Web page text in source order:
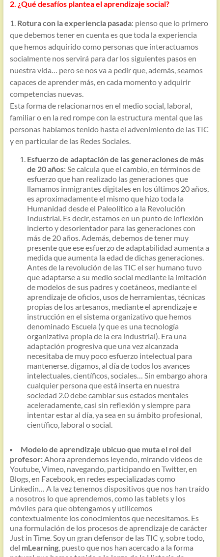
2. ¿Qué desafíos plantea el aprendizaje social?
1.Rotura con la experiencia pasada: pienso que lo primero
que debemos tener en cuenta es que toda la experiencia
que hemos adquirido como personas que interactuamos
socialmente nos servirá para dar los siguientes pasos en
nuestra vida… pero se nos va a pedir que, además, seamos
capaces de aprender más, en cada momento y adquirir
competencias nuevas.
Esta forma de relacionarnos en el medio social, laboral,
familiar o en la red rompe con la estructura mental que las
personas habíamos tenido hasta el advenimiento de las TIC
y en particular de las Redes Sociales.
Esfuerzo de adaptación de las generaciones de más
de 20 años: Se calcula que el cambio, en términos de
esfuerzo que han realizado las generaciones que
llamamos inmigrantes digitales en los últimos 20 años,
es aproximadamente el mismo que hizo toda la
Humanidad desde el Paleolítico a la Revolución
Industrial. Es decir, estamos en un punto de inflexión
incierto y desorientador para las generaciones con
más de 20 años. Además, debemos de tener muy
presente que ese esfuerzo de adaptabilidad aumenta a
medida que aumenta la edad de dichas generaciones.
Antes de la revolución de las TIC el ser humano tuvo
que adaptarse a su medio social mediante la imitación
de modelos de sus padres y coetáneos, mediante el
aprendizaje de oficios, usos de herramientas, técnicas
propias de los artesanos, mediante el aprendizaje e
instrucción en el sistema organizativo que hemos
denominado Escuela (y que es una tecnología
organizativa propia de la era industrial). Era una
adaptación progresiva que una vez alcanzada
necesitaba de muy poco esfuerzo intelectual para
mantenerse, digamos, al día de todos los avances
intelectuales, científicos, sociales… Sin embargo ahora
cualquier persona que está inserta en nuestra
sociedad 2.0 debe cambiar sus estados mentales
aceleradamente, casi sin reflexión y siempre para
intentar estar al día, ya sea en su ámbito profesional,
científico, laboral o social.
Modelo de aprendizaje ubicuo que muta el rol del
profesor:Ahora aprendemos leyendo, mirando vídeos de
Youtube, Vimeo, navegando, participando en Twitter, en
Blogs, en Facebook, en redes especializadas como
Linkedin… A la vez tenemos dispositivos que nos han traído
a nosotros lo que aprendemos, como las tablets y los
móviles para que obtengamos y utilicemos
contextualmente los conocimientos que necesitamos. Es
una formulación de los procesos de aprendizaje de carácter
Just in Time. Soy un gran defensor de las TIC y, sobre todo,
del mLearning, puesto que nos han acercado a la forma